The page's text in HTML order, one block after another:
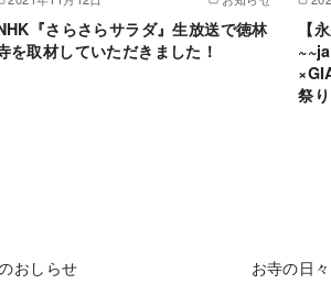
『さらさらサラダ』生放送で徳林
を取材していただきました！
【
祭り
おしらせ お寺の日